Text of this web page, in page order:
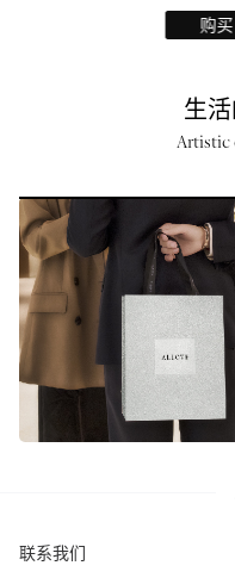
生
Artistic
联系我们